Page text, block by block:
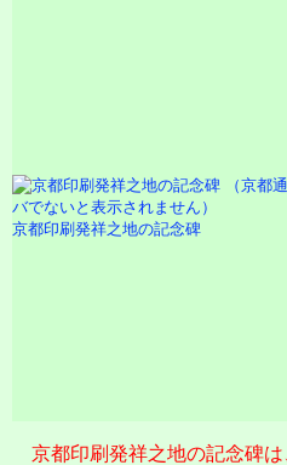
京都印刷発祥之地の記念碑
京都印刷発祥之地の記念碑